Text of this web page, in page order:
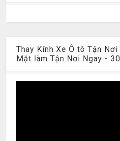
Thay Kính Xe Ô tô Tận Nơi
Mặt làm Tận Nơi Ngay -